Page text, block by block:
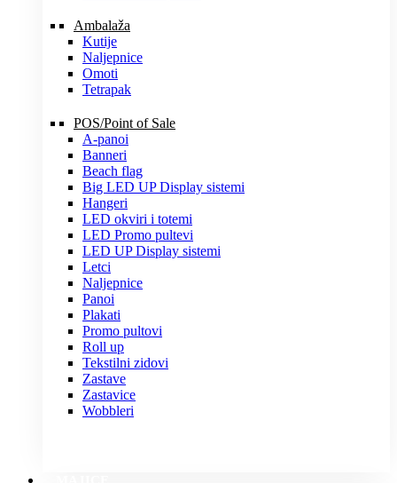
Ambalaža
Kutije
Naljepnice
Omoti
Tetrapak
POS/Point of Sale
A-panoi
Banneri
Beach flag
Big LED UP Display sistemi
Hangeri
LED okviri i totemi
LED Promo pultevi
LED UP Display sistemi
Letci
Naljepnice
Panoi
Plakati
Promo pultovi
Roll up
Tekstilni zidovi
Zastave
Zastavice
Wobbleri